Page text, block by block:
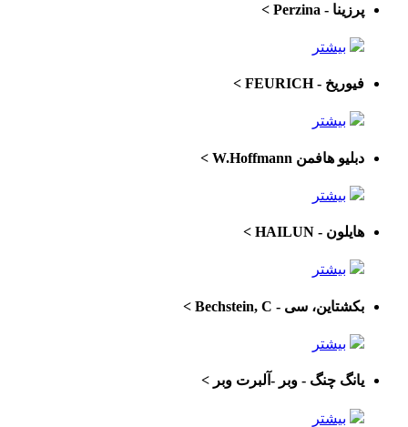
پرزینا - Perzina >
بیشتر
فیوریخ - FEURICH >
بیشتر
دبلیو هافمن W.Hoffmann >
بیشتر
هایلون - HAILUN >
بیشتر
بکشتاین، سی - Bechstein, C >
بیشتر
یانگ چنگ - وبر -آلبرت وبر >
بیشتر